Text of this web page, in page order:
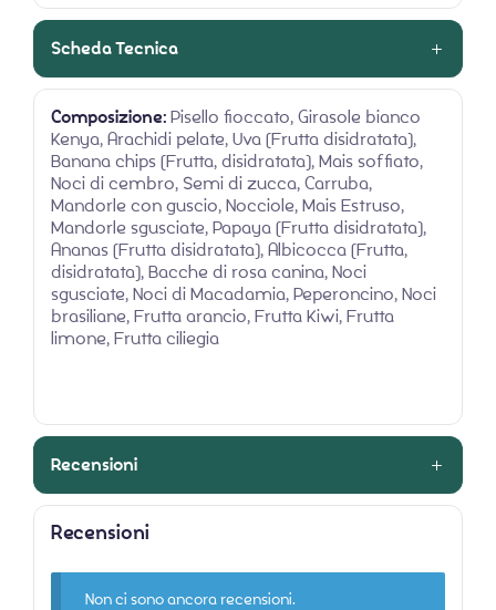
Scheda Tecnica
Composizione:Pisello fioccato, Girasole bianco
Kenya, Arachidi pelate, Uva (Frutta disidratata),
Banana chips (Frutta, disidratata), Mais soffiato,
Noci di cembro, Semi di zucca, Carruba,
Mandorle con guscio, Nocciole, Mais Estruso,
Mandorle sgusciate, Papaya (Frutta disidratata),
Ananas (Frutta disidratata), Albicocca (Frutta,
disidratata), Bacche di rosa canina, Noci
sgusciate, Noci di Macadamia, Peperoncino, Noci
brasiliane, Frutta arancio, Frutta Kiwi, Frutta
limone, Frutta ciliegia
Recensioni
Recensioni
Non ci sono ancora recensioni.